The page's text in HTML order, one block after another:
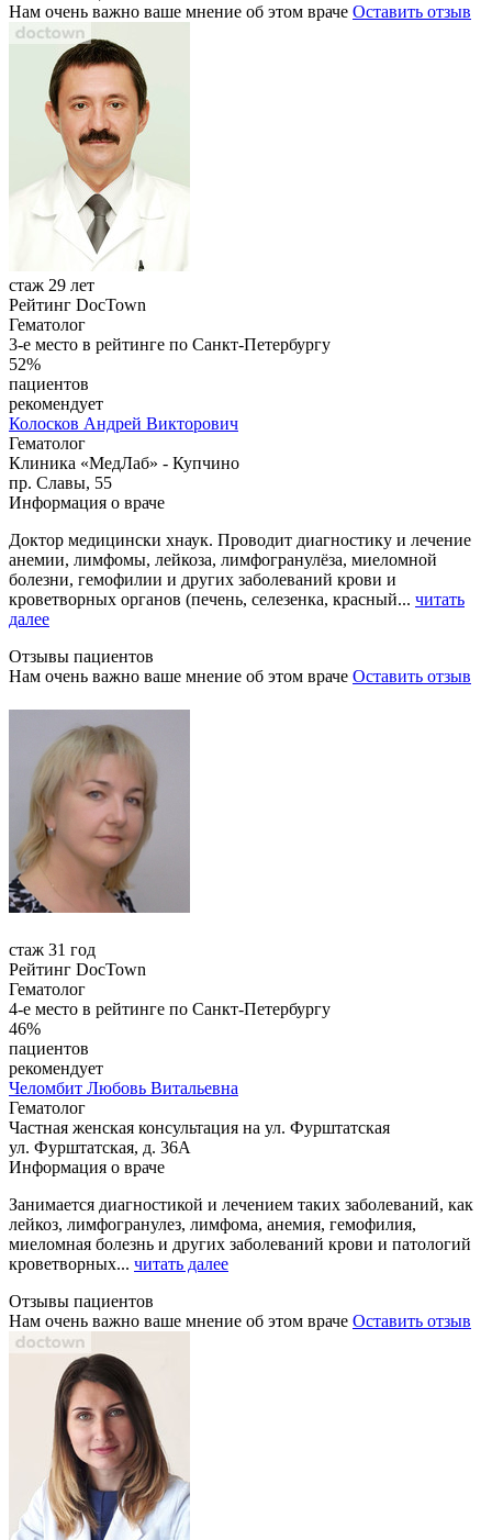
Нам очень важно ваше мнение об этом враче Оставить отзыв
стаж 29 лет
Рейтинг DocTown
Гематолог
3-е место в рейтинге по Санкт-Петербургу
52%
пациентов
рекомендует
Колосков Андрей Викторович
Гематолог
Клиника «МедЛаб» - Купчино
пр. Славы, 55
Информация о враче
Доктор медицински хнаук. Проводит диагностику и лечение
анемии, лимфомы, лейкоза, лимфогранулёза, миеломной
болезни, гемофилии и других заболеваний крови и
кроветворных органов (печень, селезенка, красный... читать
далее
Отзывы пациентов
Нам очень важно ваше мнение об этом враче Оставить отзыв
стаж 31 год
Рейтинг DocTown
Гематолог
4-е место в рейтинге по Санкт-Петербургу
46%
пациентов
рекомендует
Челомбит Любовь Витальевна
Гематолог
Частная женская консультация на ул. Фурштатская
ул. Фурштатская, д. 36А
Информация о враче
Занимается диагностикой и лечением таких заболеваний, как
лейкоз, лимфогранулез, лимфома, анемия, гемофилия,
миеломная болезнь и других заболеваний крови и патологий
кроветворных... читать далее
Отзывы пациентов
Нам очень важно ваше мнение об этом враче Оставить отзыв